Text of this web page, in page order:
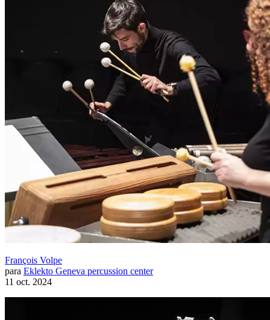
François Volpe
para Eklekto Geneva percussion center
11 oct. 2024